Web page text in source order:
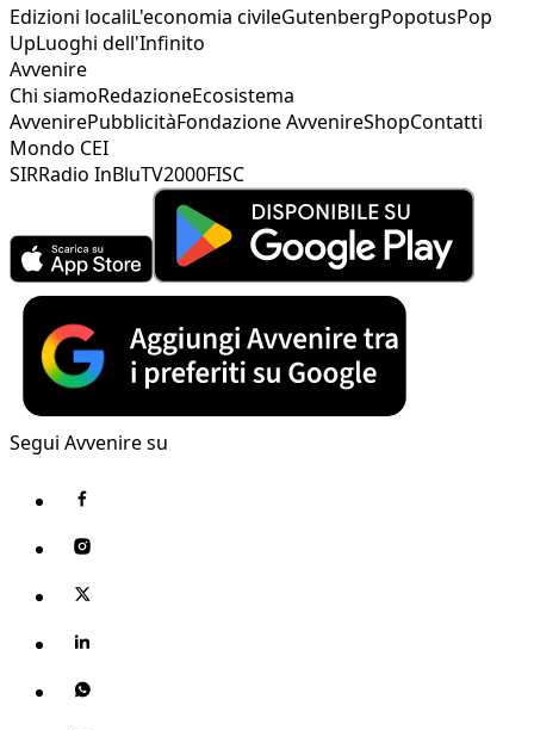
Edizioni localiL'economia civileGutenbergPopotusPop
UpLuoghi dell'Infinito
Avvenire
Chi siamoRedazioneEcosistema
AvvenirePubblicitàFondazione AvvenireShopContatti
Mondo CEI
SIRRadio InBluTV2000FISC
Segui Avvenire su